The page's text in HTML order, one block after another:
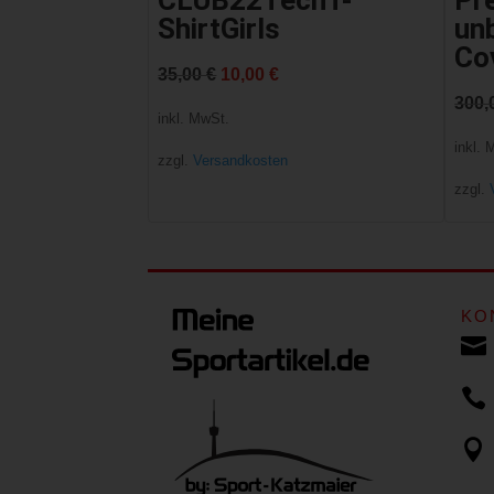
ShirtGirls
35,00€ Ursprünglicher
10,00€
inkl. MwSt.
zzgl.Versandkosten
inkl.
zzgl.


